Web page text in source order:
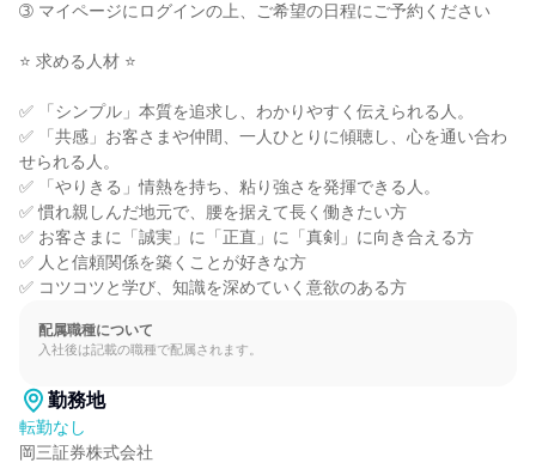
➂ マイページにログインの上、ご希望の日程にご予約ください
⭐ 求める人材 ⭐
✅ 「シンプル」本質を追求し、わかりやすく伝えられる人。
✅ 「共感」お客さまや仲間、一人ひとりに傾聴し、心を通い合わ
せられる人。
✅ 「やりきる」情熱を持ち、粘り強さを発揮できる人。
✅ 慣れ親しんだ地元で、腰を据えて長く働きたい方
✅ お客さまに「誠実」に「正直」に「真剣」に向き合える方
✅ 人と信頼関係を築くことが好きな方
✅ コツコツと学び、知識を深めていく意欲のある方
配属職種について
入社後は記載の職種で配属されます。
勤務地
転勤なし
岡三証券株式会社